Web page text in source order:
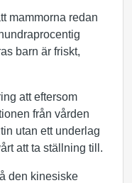
mammorna redan
barn är friskt,
att eftersom
från vården
utan ett underlag
att ta ställning till.
den kinesiske